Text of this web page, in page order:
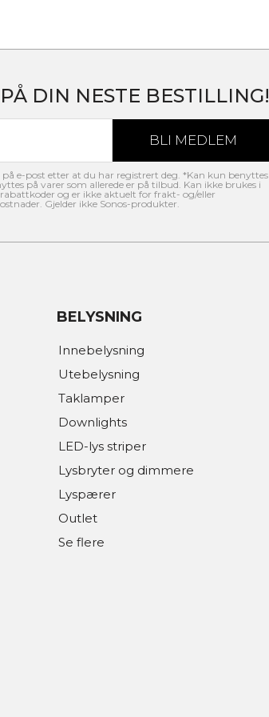
DIN NESTE BESTILLING!
e-post etter at du har registrert deg. *Kan kun benyttes
på varer som allerede er på tilbud. Kan ikke brukes i
og er ikke aktuelt for frakt- og/eller
Gjelder ikke Sonos-produkter.
BELYSNING
Innebelysning
Utebelysning
Taklamper
Downlights
LED-lys striper
Lysbryter og dimmere
Lyspærer
Outlet
Se flere